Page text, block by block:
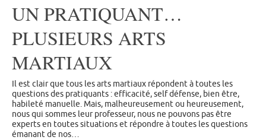
UN PRATIQUANT…
PLUSIEURS ARTS
MARTIAUX
Il est clair que tous les arts martiaux répondent à toutes les
questions des pratiquants : efficacité, self défense, bien être,
habileté manuelle. Mais, malheureusement ou heureusement,
nous qui sommes leur professeur, nous ne pouvons pas être
experts en toutes situations et répondre à toutes les questions
émanant de nos…